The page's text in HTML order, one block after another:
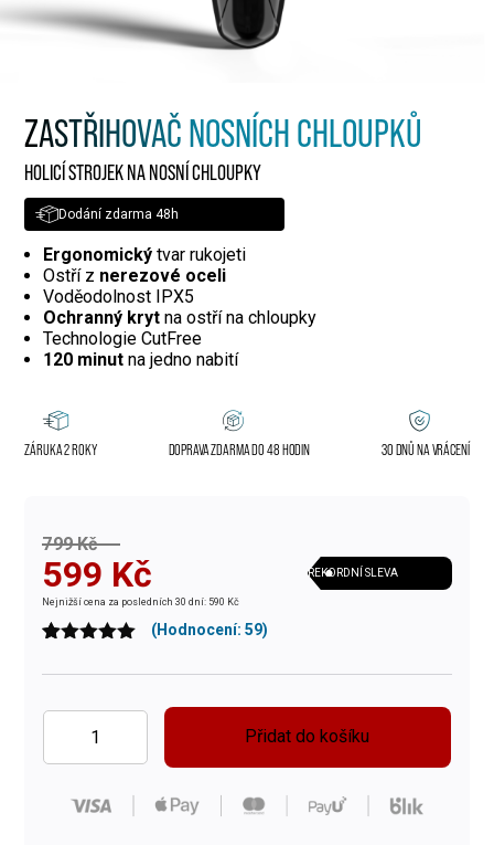
ZASTŘIHOVAČ NOSNÍCH CHLOUPKŮ
HOLICÍ STROJEK NA NOSNÍ CHLOUPKY
Dodání zdarma 48h
Ergonomický tvar rukojeti
Ostří z nerezové oceli
Voděodolnost IPX5
Ochranný kryt na ostří na chloupky
Technologie CutFree
120 minut na jedno nabití
ZÁRUKA 2 ROKY DOPRAVA ZDARMA DO 48 HODIN 30 DNŮ NA VRÁCENÍ
799Kč
Původní
cena
byla:
799 Kč.
599 Kč
Aktuální
cena
je:
599 Kč.
Nejnižší cena za posledních 30 dní: 590 Kč
REKORDNÍ SLEVA
4.97z 5 na
hodnocení
zákazníků
(Hodnocení: 59)
nosních
množství
Přidat do košíku